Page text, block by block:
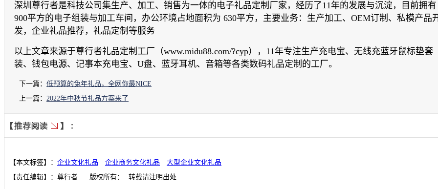
深圳尊行者是科技公司集生产、加工、销售为一体的电子礼品定制厂家，经历了11年的发展与沉淀，目前拥有
900平方的电子组装与加工车间，办公环境占地面积为 630平方，主要业务：生产加工、OEM订制、私模产品
发，企业礼品推荐，礼品定制等服务
以上文章来源于尊行者礼品定制工厂（www.midu88.com/?cyp），11年专注生产充电宝、无线充蓝牙鼠标垫套
装、钱包电源、记事本充电宝、U盘、蓝牙耳机、音箱等各类数码礼品定制的工厂。
下一篇： 低预算的兔年礼品，全网你最NICE
上一篇： 2022年中秋节礼品方案来了
【本文标签】： 企业文化礼品 企业商务文化礼品
大型企业文化礼品
【责任编辑】： 尊行者 版权所有： 转载请注明出处